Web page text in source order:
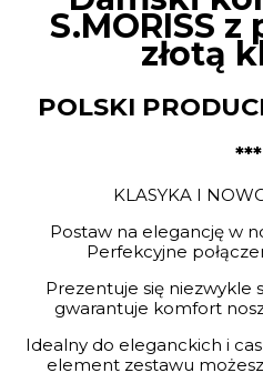
S.MORISS
złotą
POLSKI
***
KLASYKA I
Postaw na elegancję w
Perfekcyjne
Prezentuje się niezwykle
gwarantuje komfort
Idealny do eleganckich i
element zestawu